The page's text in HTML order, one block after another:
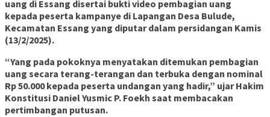
uang di Essang disertai bukti video pembagian uang
kepada peserta kampanye di Lapangan Desa Bulude,
Kecamatan Essang yang diputar dalam persidangan Kamis
(13/2/2025).
“Yang pada pokoknya menyatakan ditemukan pembagian
uang secara terang-terangan dan terbuka dengan nominal
Rp 50.000 kepada peserta undangan yang hadir,” ujar Hakim
Konstitusi Daniel Yusmic P. Foekh saat membacakan
pertimbangan putusan.